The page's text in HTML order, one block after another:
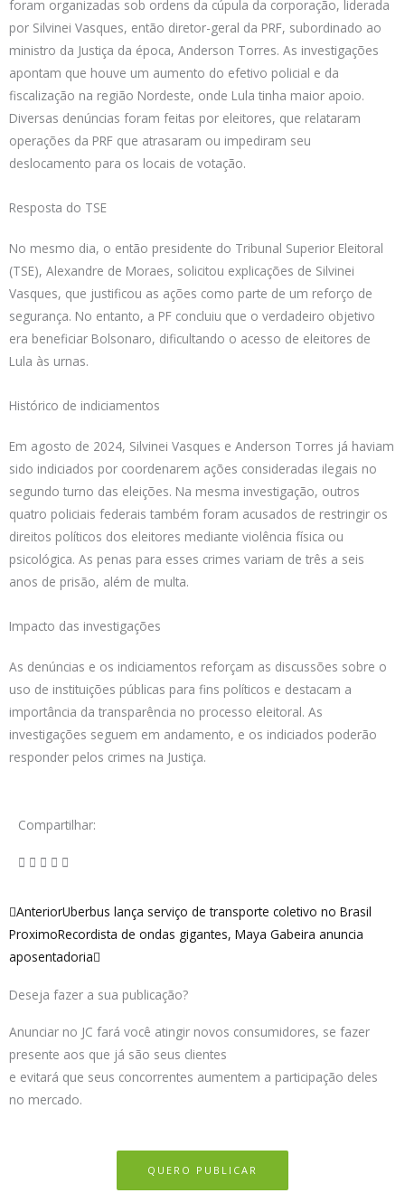
foram organizadas sob ordens da cúpula da corporação, liderada
por Silvinei Vasques, então diretor-geral da PRF, subordinado ao
ministro da Justiça da época, Anderson Torres. As investigações
apontam que houve um aumento do efetivo policial e da
fiscalização na região Nordeste, onde Lula tinha maior apoio.
Diversas denúncias foram feitas por eleitores, que relataram
operações da PRF que atrasaram ou impediram seu
deslocamento para os locais de votação.
Resposta do TSE
No mesmo dia, o então presidente do Tribunal Superior Eleitoral
(TSE), Alexandre de Moraes, solicitou explicações de Silvinei
Vasques, que justificou as ações como parte de um reforço de
segurança. No entanto, a PF concluiu que o verdadeiro objetivo
era beneficiar Bolsonaro, dificultando o acesso de eleitores de
Lula às urnas.
Histórico de indiciamentos
Em agosto de 2024, Silvinei Vasques e Anderson Torres já haviam
sido indiciados por coordenarem ações consideradas ilegais no
segundo turno das eleições. Na mesma investigação, outros
quatro policiais federais também foram acusados de restringir os
direitos políticos dos eleitores mediante violência física ou
psicológica. As penas para esses crimes variam de três a seis
anos de prisão, além de multa.
Impacto das investigações
As denúncias e os indiciamentos reforçam as discussões sobre o
uso de instituições públicas para fins políticos e destacam a
importância da transparência no processo eleitoral. As
investigações seguem em andamento, e os indiciados poderão
responder pelos crimes na Justiça.
Compartilhar:
Anterior
AnteriorUberbus lança serviço de transporte coletivo no Brasil
ProximoRecordista de ondas gigantes, Maya Gabeira anuncia
aposentadoria
Próximo
Deseja fazer a sua publicação?
Anunciar no JC fará você atingir novos consumidores, se fazer
presente aos que já são seus clientes
e evitará que seus concorrentes aumentem a participação deles
no mercado.
QUERO PUBLICAR